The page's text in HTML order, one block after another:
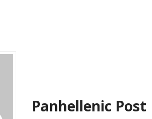
Panhellenic Post